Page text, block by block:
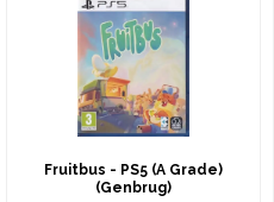
Fruitbus - PS5 (A Grade)
(Genbrug)